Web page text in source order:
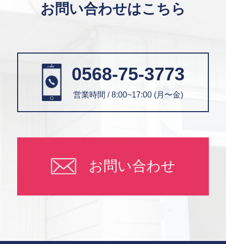
お問い合わせはこちら
0568-75-3773
営業時間 / 8:00~17:00 (月〜金)
お問い合わせ